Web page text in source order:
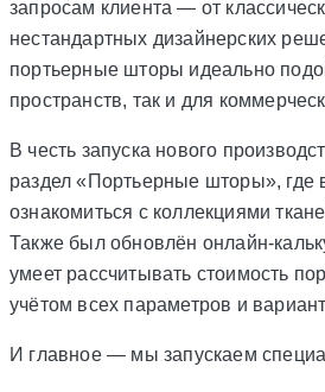
запросам клиента — от
нестандартных дизайнерских
портьерные шторы идеально
пространств, так и для
В честь запуска нового
раздел «Портьерные шторы», где
ознакомиться с коллекциями
Также был обновлён онлайн-
умеет рассчитывать стоимость
учётом всех параметров и
И главное — мы запускаем